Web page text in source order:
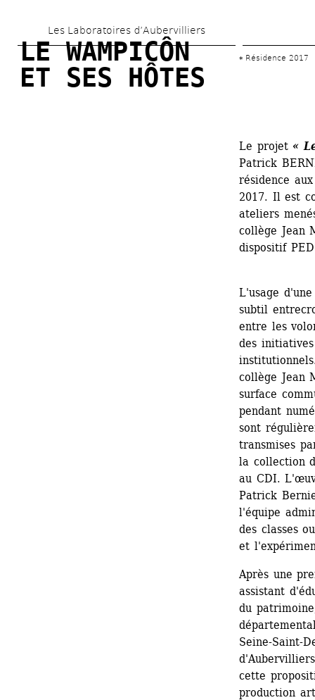
to
main
content
Les Laboratoires d’Aubervilliers
LE WAMPICÔN
ET SES HÔTES
Résidence 2017
Le projet «
Patrick
résidence
2017. Il est
ateliers
collège Jean
dispositif
L'usage
subtil
entre les
des
collège Jean
surface
pendant
sont
transmises
la collection
au CDI.
Patrick
l'équipe
des classes
et
Après une
assistant
du
Seine-Saint-
cette
production